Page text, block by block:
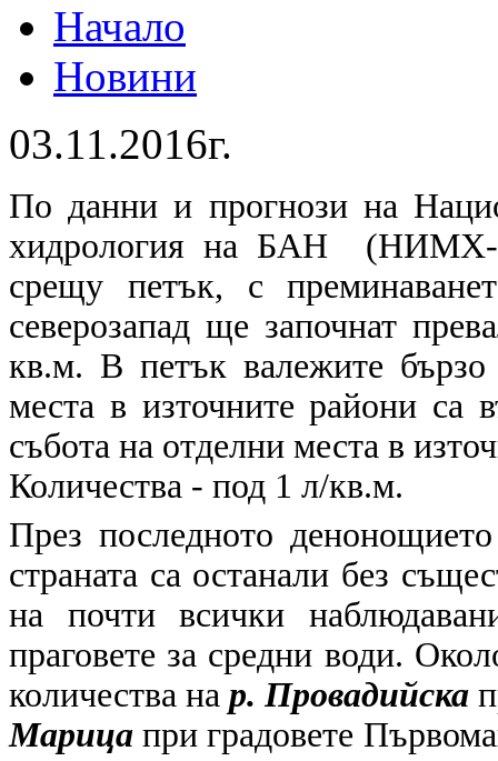
Начало
Новини
03.11.2016г.
По данни и прогнози на
хидрология на БАН (НИМХ-
срещу петък, с
северозапад ще започнат
кв.м. В петък валежите
места в източните райони са
събота на отделни места в
Количества - под 1 л/кв.м.
През последното
страната са останали без
на почти всички
праговете за средни води.
количества на р. Провадийска
Марица при градовете